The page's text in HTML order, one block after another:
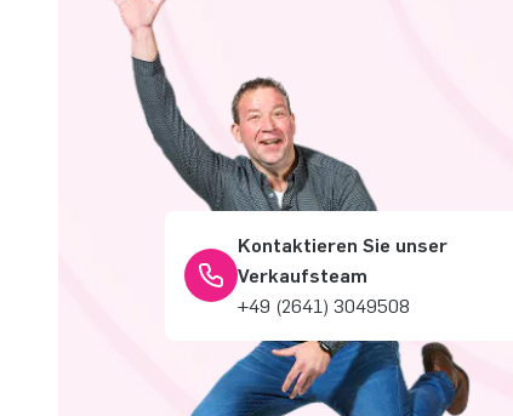
Kontaktieren Sie unser
Verkaufsteam
+49 (2641) 3049508